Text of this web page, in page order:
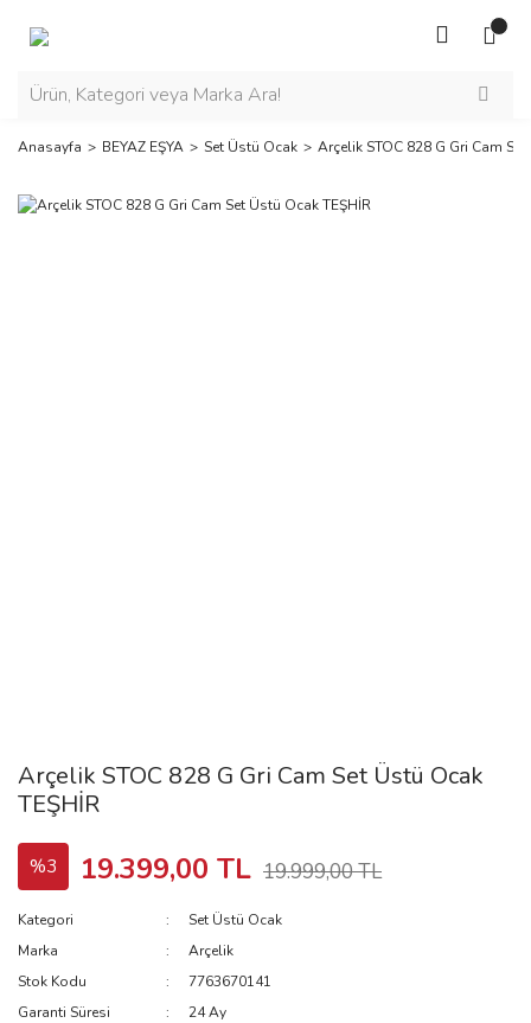
Anasayfa BEYAZ EŞYA Set Üstü Ocak Arçelik STOC 828 G Gri Cam
Arçelik STOC 828 G Gri Cam Set Üstü Ocak
TEŞHİR
%3 19.399,00 TL 19.999,00 TL
Kategori
Set Üstü Ocak
Marka
Arçelik
Stok Kodu
7763670141
Garanti Süresi
24 Ay